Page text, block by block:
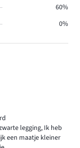
legging, Ik heb
een maatje kleiner
60%
0%